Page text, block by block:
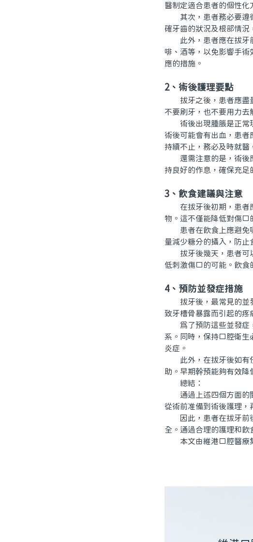
醫制定適合患者的個性化
其次，患者務必要遵循
確牙齒的狀況及根部情況
此外，患者應在拔牙前
啡、酒等，以免影響手
應的措施。
2、術後護理要點
拔牙之後，患者應盡量
不要刷牙，也不要用力去
術後出現腫脹是正常現
術後可能會有出血，患
持續不止，務必及時就醫
還需注意的是，術後應
持良好的作息，確保充足
3、飲食建議與注意
在拔牙後初期，患者應
物。這不僅能降低對傷口
患者在飲食上應避免吸
量減少糖分的攝入，防止
拔牙後幾天，患者可以
低刺激傷口的可能。飲食
4、預防並發症措施
拔牙後，最常見的並發
致牙槽骨暴露而引起的疼
爲了預防這些並發症，
系。同時，保持口腔衛生
炎症。
此外，在拔牙後如有任
助。早期幹預能夠有效降
總結：
通過上述四個方面的闡
從術前准備到術後護理，
因此，患者在拔牙前後
全。通過合理的護理和飲
本文由維港口腔醫療